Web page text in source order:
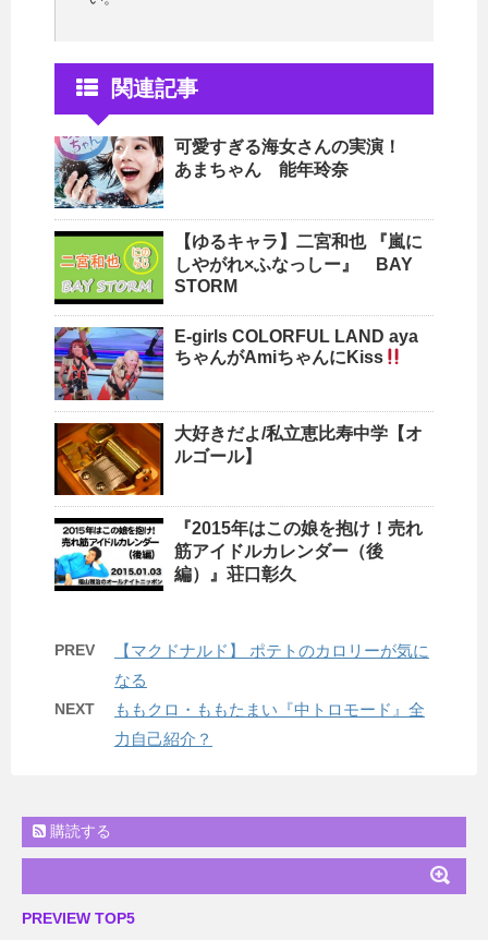
関連記事
可愛すぎる海女さんの実演！
あまちゃん 能年玲奈
【ゆるキャラ】二宮和也 『嵐に
しやがれ×ふなっしー』 BAY
STORM
E-girls COLORFUL LAND aya
ちゃんがAmiちゃんにKiss
大好きだよ/私立恵比寿中学【オ
ルゴール】
『2015年はこの娘を抱け！売れ
筋アイドルカレンダー（後
編）』荘口彰久
PREV
【マクドナルド】 ポテトのカロリーが気に
なる
NEXT
ももクロ・ももたまい『中トロモード』全
力自己紹介？
購読する
PREVIEW TOP5